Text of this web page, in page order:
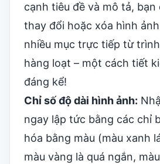
cạnh tiêu đề và mô tả, bạn
thay đổi hoặc xóa hình
nhiều mục trực tiếp từ
hàng loạt – một cách tiết
đáng kể!
Chỉ số độ dài hình ảnh:
ngay lập tức bằng các chỉ
hóa bằng màu (màu xanh
màu vàng là quá ngắn,